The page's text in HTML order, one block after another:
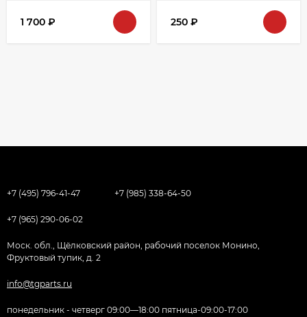
1 700 ₽ 250 ₽
+7 (495) 796-41-47 +7 (985) 338-64-50
+7 (965) 290-06-02
Моск. обл., Щёлковский район, рабочий поселок Монино,
Фруктовый тупик, д. 2
info@tgparts.ru
понедельник - четверг 09:00—18:00 пятница-09:00-17:00